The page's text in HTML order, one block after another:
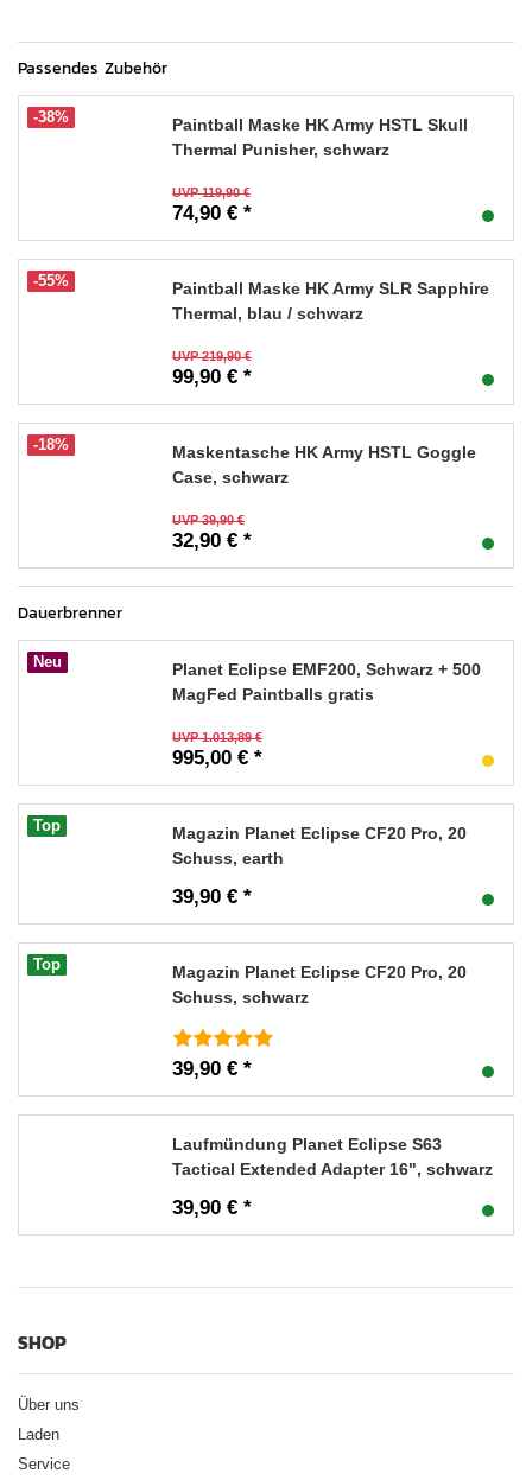
Passendes Zubehör
-38%
Paintball Maske HK Army HSTL Skull
Thermal Punisher, schwarz
UVP 119,90 €
74,90 € *
-55%
Paintball Maske HK Army SLR Sapphire
Thermal, blau / schwarz
UVP 219,90 €
99,90 € *
-18%
Maskentasche HK Army HSTL Goggle
Case, schwarz
UVP 39,90 €
32,90 € *
Dauerbrenner
Neu
Planet Eclipse EMF200, Schwarz + 500
MagFed Paintballs gratis
UVP 1.013,89 €
995,00 € *
Top
Magazin Planet Eclipse CF20 Pro, 20
Schuss, earth
39,90 € *
Top
Magazin Planet Eclipse CF20 Pro, 20
Schuss, schwarz
39,90 € *
Laufmündung Planet Eclipse S63
Tactical Extended Adapter 16", schwarz
39,90 € *
SHOP
Über uns
Laden
Service